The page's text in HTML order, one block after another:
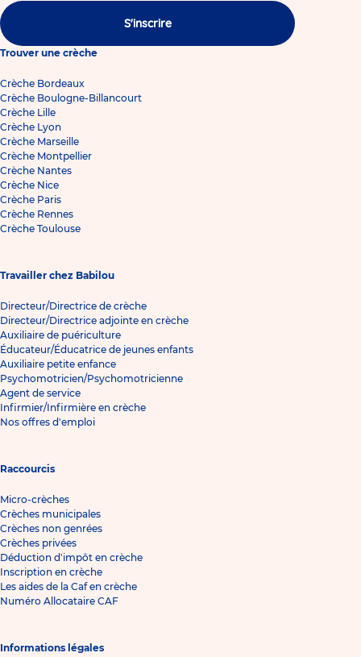
S'inscrire
Trouver une crèche
Crèche Bordeaux
Crèche Boulogne-Billancourt
Crèche Lille
Crèche Lyon
Crèche Marseille
Crèche Montpellier
Crèche Nantes
Crèche Nice
Crèche Paris
Crèche Rennes
Crèche Toulouse
Travailler chez Babilou
Directeur/Directrice de crèche
Directeur/Directrice adjointe en crèche
Auxiliaire de puériculture
Éducateur/Éducatrice de jeunes enfants
Auxiliaire petite enfance
Psychomotricien/Psychomotricienne
Agent de service
Infirmier/Infirmière en crèche
Nos offres d'emploi
Raccourcis
Micro-crèches
Crèches municipales
Crèches non genrées
Crèches privées
Déduction d'impôt en crèche
Inscription en crèche
Les aides de la Caf en crèche
Numéro Allocataire CAF
Informations légales